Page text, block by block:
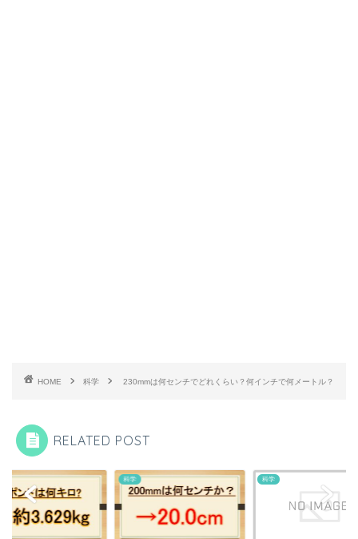
HOME 科学 230mmは何センチでどれくらい？何インチで何メートル？
RELATED POST
科学 科学